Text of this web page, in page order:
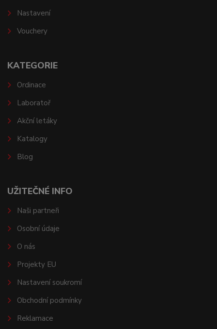
Nastavení
Vouchery
KATEGORIE
Ordinace
Laboratoř
Akční letáky
Katalogy
Blog
UŽITEČNÉ INFO
Naši partneři
Osobní údaje
O nás
Projekty EU
Nastavení soukromí
Obchodní podmínky
Reklamace